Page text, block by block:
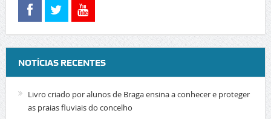
NOTÍCIAS RECENTES
Livro criado por alunos de Braga ensina a conhecer e proteger
as praias fluviais do concelho